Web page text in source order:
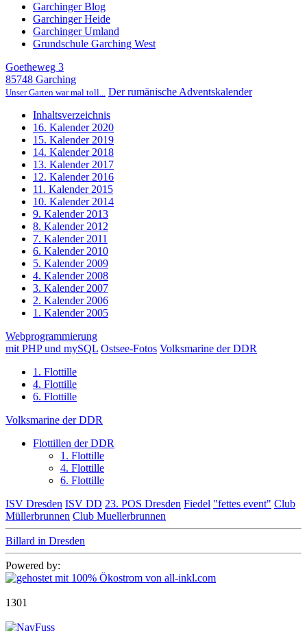
Garchinger Blog
Garchinger Heide
Garchinger Umland
Grundschule Garching West
Goetheweg 3
85748 Garching
Unser Garten war mal toll... Der rumänische Adventskalender
Inhaltsverzeichnis
16. Kalender 2020
15. Kalender 2019
14. Kalender 2018
13. Kalender 2017
12. Kalender 2016
11. Kalender 2015
10. Kalender 2014
9. Kalender 2013
8. Kalender 2012
7. Kalender 2011
6. Kalender 2010
5. Kalender 2009
4. Kalender 2008
3. Kalender 2007
2. Kalender 2006
1. Kalender 2005
Webprogrammierung
mit PHP und mySQL Ostsee-Fotos Volksmarine der DDR
1. Flottille
4. Flottille
6. Flottille
Volksmarine der DDR
Flottillen der DDR
1. Flottille
4. Flottille
6. Flottille
ISV Dresden ISV DD 23. POS Dresden Fiedel "fettes event" Club
Müllerbrunnen Club Muellerbrunnen
Billard in Dresden
Powered by:
1301